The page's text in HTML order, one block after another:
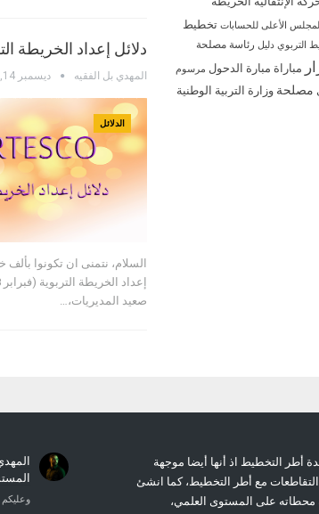
دلائل إعداد الخريطة
المهدي بل الفقيه ديسمبر 14, 2018
الدلائل
السلام، نتمنى ان تكونوا بألف
صعيد المديريات،…
المجلس الأعلى للحسابات تخطيط
التربوي دليل رئاسة مصلحة
مباراة مبارة الدحول مرسوم
مصلحة وزارة التربية الوطنية
أطر التخطيط اذ أنها أيضا موجهة
مع أطر التخطيط، كما انشئ
محطاته على المستوى العلمي،